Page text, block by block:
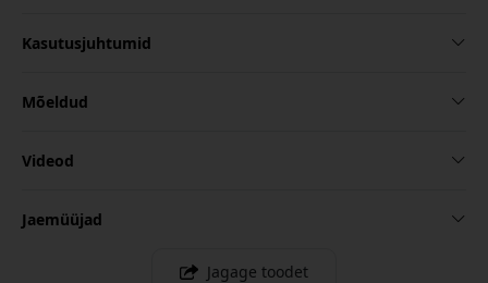
Kasutusjuhtumid
Mõeldud
Videod
Jaemüüjad
Jagage toodet